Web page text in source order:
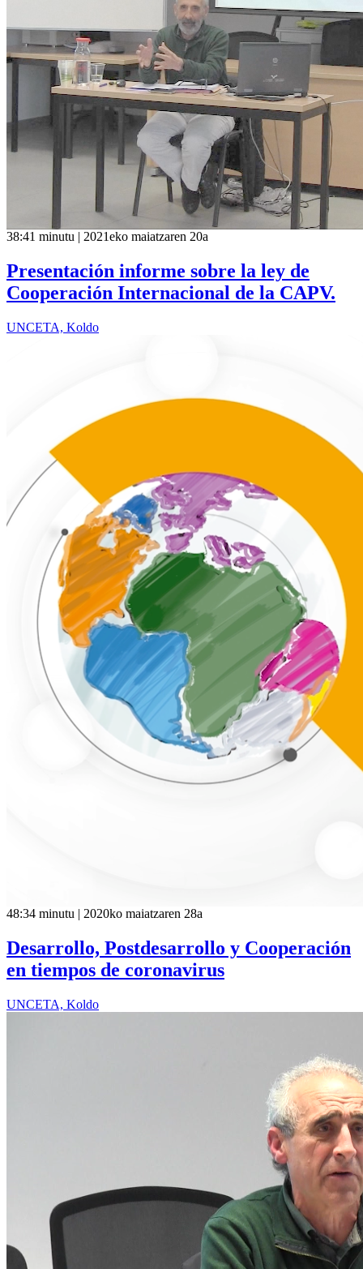
38:41 minutu | 2021eko maiatzaren 20a
Presentación informe sobre la ley de
Cooperación Internacional de la CAPV.
UNCETA, Koldo
48:34 minutu | 2020ko maiatzaren 28a
Desarrollo, Postdesarrollo y Cooperación
en tiempos de coronavirus
UNCETA, Koldo